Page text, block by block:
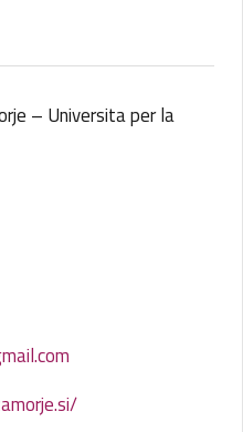
– Universita per la